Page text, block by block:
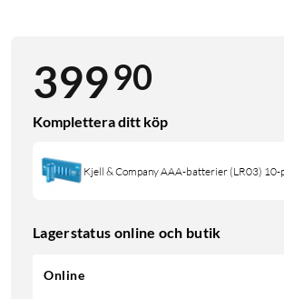
39990
Komplettera ditt köp
Kjell & Company AAA-batterier (LR03) 10-
Lagerstatus online och butik
Online